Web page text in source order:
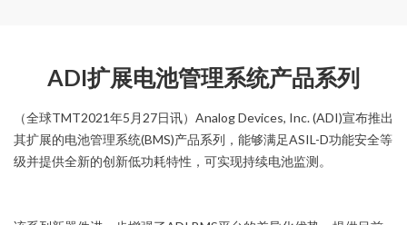
ADI扩展电池管理系统产品系列
（全球TMT2021年5月27日讯）Analog Devices, Inc. (ADI)宣布推出
其扩展的电池管理系统(BMS)产品系列，能够满足ASIL-D功能安全等
级并提供全新的创新低功耗特性，可实现持续电池监测。